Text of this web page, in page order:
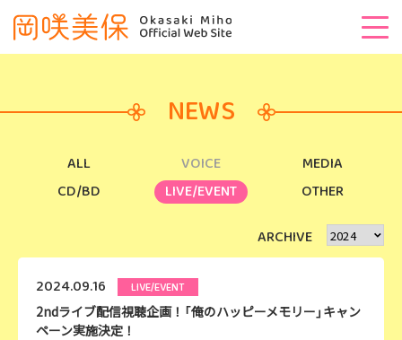
NEWS
ALL VOICE
MEDIA
CD/BD
LIVE/EVENT OTHER
ARCHIVE
2024.09.16 LIVE/EVENT
2ndライブ配信視聴企画！「俺のハッピーメモリー」キャン
ペーン実施決定！